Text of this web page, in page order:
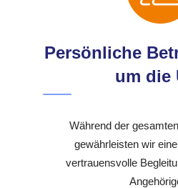
Persönliche
um die
Während der
gewährleisten wir
vertrauensvolle